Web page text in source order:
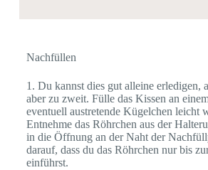
Nachfüllen
1. Du kannst dies gut alleine erledigen,
aber zu zweit. Fülle das Kissen an
eventuell austretende Kügelchen leicht
Entnehme das Röhrchen aus der
in die Öffnung an der Naht der
darauf, dass du das Röhrchen nur bis
einführst.